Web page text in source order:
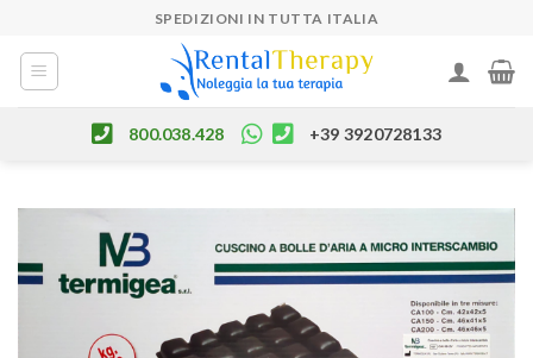
content
SPEDIZIONI IN TUTTA ITALIA
800.038.428 +39 3920728133